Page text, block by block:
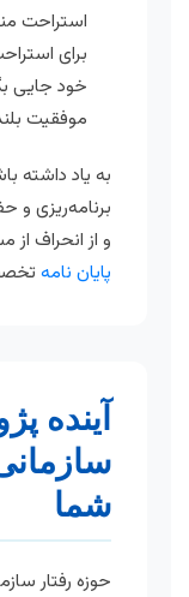
استراحت
برای
خود جایی
موفقیت
به یاد داشته
برنامه‌ریزی و
و از انحراف از
پایان نامه
آینده
شما
حوزه رفتار